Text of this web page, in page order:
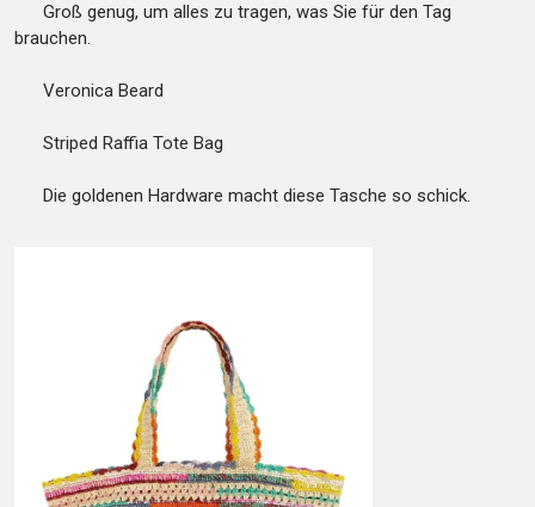
Groß genug, um alles zu tragen, was Sie für den Tag
brauchen.
Veronica Beard
Striped Raffia Tote Bag
Die goldenen Hardware macht diese Tasche so schick.